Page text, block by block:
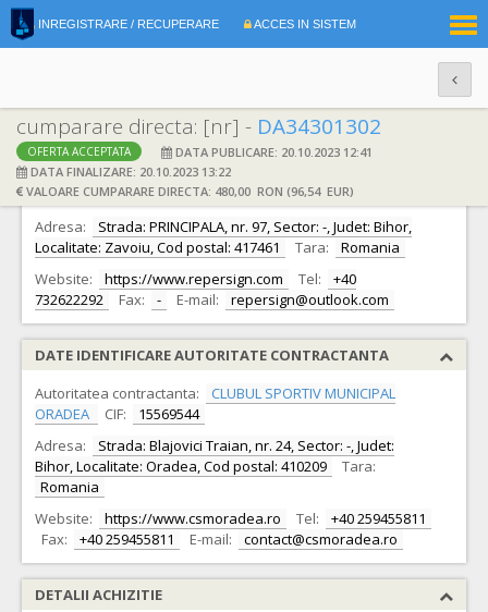
INREGISTRARE / RECUPERARE ACCES IN SISTEM
cumparare directa: [nr] - DA34301302
OFERTA ACCEPTATA
DATA PUBLICARE: 20.10.2023 12:41
DATA FINALIZARE: 20.10.2023 13:22
VALOARE CUMPARARE DIRECTA: 480,00 RON (96,54 EUR)
DATE IDENTIFICARE OFERTANT
Ofertant: S.C. Reper Sign SRL S.R.L. CIF: 36205660
Adresa:
Strada: PRINCIPALA, nr. 97, Sector: -, Judet: Bihor,
Localitate: Zavoiu, Cod postal: 417461
Tara:
Romania
Website:
https://www.repersign.com Tel:
+40
732622292
Fax: - E-mail: repersign@outlook.com
DATE IDENTIFICARE AUTORITATE CONTRACTANTA
Autoritatea contractanta:
CLUBUL SPORTIV MUNICIPAL
ORADEA
CIF:
15569544
Adresa:
Strada: Blajovici Traian, nr. 24, Sector: -, Judet:
Bihor, Localitate: Oradea, Cod postal: 410209
Tara:
Romania
Website:
https://www.csmoradea.ro Tel:
+40 259455811
Fax:
+40 259455811 E-mail: contact@csmoradea.ro
DETALII ACHIZITIE